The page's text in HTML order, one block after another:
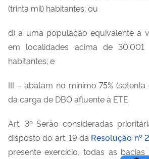
(trinta mil) habitantes; ou
d) a uma população equivalente a
em localidades acima de
habitantes; e
III – abatam no mínimo 75%
da carga de DBO afluente à ETE.
Art. 3º Serão consideradas
disposto do art. 19 da Resolução nº
presente exercício, todas as